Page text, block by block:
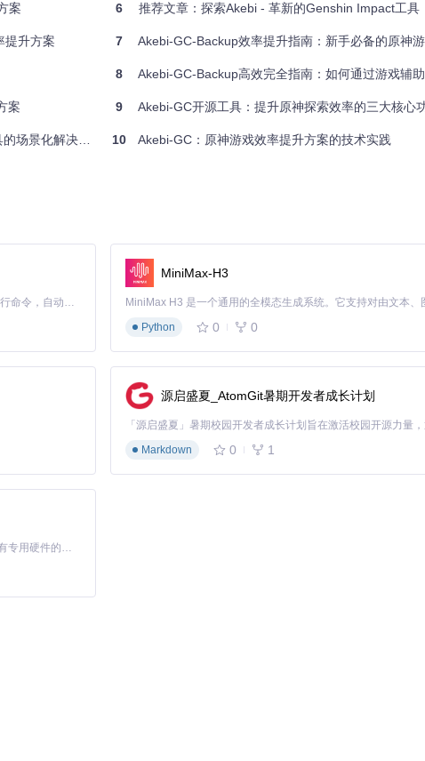
帝模式、无限体力和技能无冷却等功能。
性。
案
提升方案
案
景化解决方案
6 推荐文章：探索Akebi - 革新的Genshin Impact工具
7 Akebi-GC-Backup效率提升指南：新手必备的原神
8 Akebi-GC-Backup高效完全指南：如何通过游戏辅助工
9 Akebi-GC开源工具：提升原神探索效率的三大核心
10 Akebi-GC：原神游戏效率提升方案的技术实践
Claude Code 的开源替代方案。连接任意大模型，编辑代码，运行命令，自动验证 — 全自动执行。用 Rust 构建，极致性能。 ｜ An open-source alternative to Claude Code. Connect any LLM, edit code, run commands, and verify changes — autonomously. Built in Rust for speed. Get Started
MiniMax-H3
Python
0 0
源启盛夏_AtomGit暑期开发者成长计划
Markdown
0 1
基于Python的Xiaozhi AI，适用于想要完整Xiaozhi体验而无需拥有专用硬件的用户。